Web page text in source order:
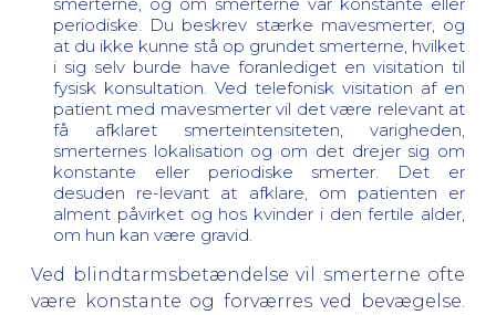
periodiske. Du beskrev stærke mavesmerter, og
at du ikke kunne stå op grundet smerterne, hvilket
i sig selv burde have foranlediget en visitation til
fysisk konsultation. Ved telefonisk visitation af en
patient med mavesmerter vil det være relevant at
få afklaret smerteintensiteten, varigheden,
smerternes lokalisation og om det drejer sig om
konstante eller periodiske smerter. Det er
desuden re-levant at afklare, om patienten er
alment påvirket og hos kvinder i den fertile alder,
om hun kan være gravid.
Ved blindtarmsbetændelse vil smerterne ofte
være konstante og forværres ved bevægelse.